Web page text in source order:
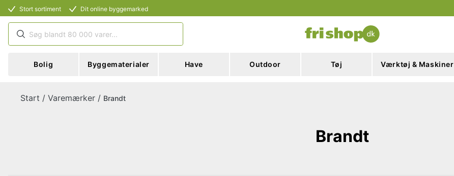
Stort sortiment Dit online byggemarked
Bolig Byggematerialer Have Outdoor Tøj Værktøj & Maskiner
Start / Varemærker / Brandt
Brandt